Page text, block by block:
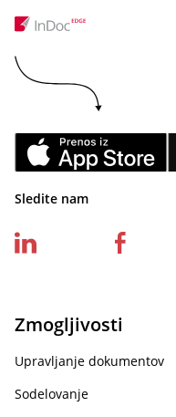
Sledite nam
Zmogljivosti
Upravljanje dokumentov
Sodelovanje